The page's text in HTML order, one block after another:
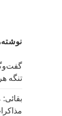
تنگه
بقائی: